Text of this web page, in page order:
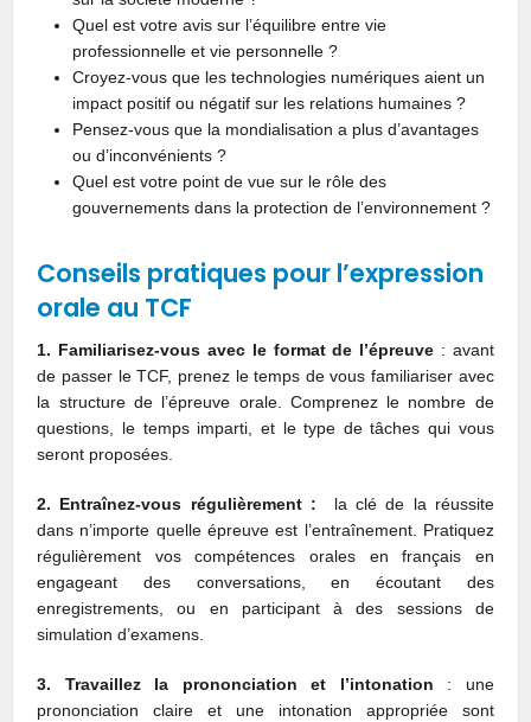
Quel est votre avis sur l’équilibre entre vie
professionnelle et vie personnelle ?
Croyez-vous que les technologies numériques aient un
impact positif ou négatif sur les relations humaines ?
Pensez-vous que la mondialisation a plus d’avantages
ou d’inconvénients ?
Quel est votre point de vue sur le rôle des
gouvernements dans la protection de l’environnement ?
Conseils pratiques pour l’expression
orale au TCF
1. Familiarisez-vous avec le format de l’épreuve : avant
de passer le TCF, prenez le temps de vous familiariser avec
la structure de l’épreuve orale. Comprenez le nombre de
questions, le temps imparti, et le type de tâches qui vous
seront proposées.
2. Entraînez-vous régulièrement : la clé de la réussite
dans n’importe quelle épreuve est l’entraînement. Pratiquez
régulièrement vos compétences orales en français en
engageant des conversations, en écoutant des
enregistrements, ou en participant à des sessions de
simulation d’examens.
3. Travaillez la prononciation et l’intonation : une
prononciation claire et une intonation appropriée sont